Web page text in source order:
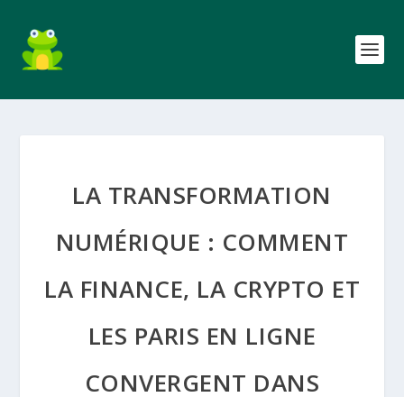
LA TRANSFORMATION
NUMÉRIQUE : COMMENT
LA FINANCE, LA CRYPTO ET
LES PARIS EN LIGNE
CONVERGENT DANS